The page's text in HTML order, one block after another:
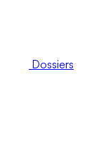
Dossiers